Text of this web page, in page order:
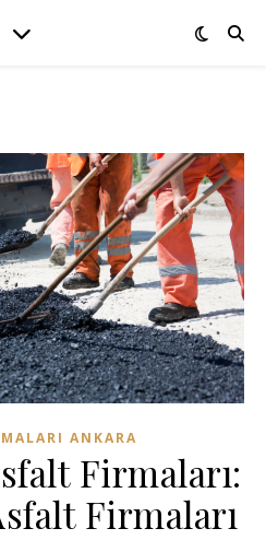
ANKARA
Firmaları:
Firmaları